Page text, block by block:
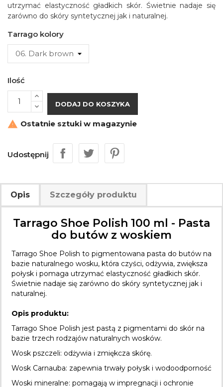
utrzymać elastyczność gładkich skór. Świetnie nadaje się
zarówno do skóry syntetycznej jak i naturalnej.
Tarrago kolory
Ilość
DODAJ DO KOSZYKA
 Ostatnie sztuki w magazynie
Udostępnij
Opis Szczegóły produktu
Tarrago Shoe Polish 100 ml - Pasta
do butów z woskiem
Tarrago Shoe Polish to pigmentowana pasta do butów na
bazie naturalnego wosku, która czyści, odżywia, zwiększa
połysk i pomaga utrzymać elastyczność gładkich skór.
Świetnie nadaje się zarówno do skóry syntetycznej jak i
naturalnej.
Opis produktu:
Tarrago Shoe Polish jest pastą z pigmentami do skór na
bazie trzech rodzajów naturalnych wosków.
Wosk pszczeli: odżywia i zmiękcza skórę.
Wosk Carnauba: zapewnia trwały połysk i wodoodporność
Woski mineralne: pomagają w impregnacji i ochronie